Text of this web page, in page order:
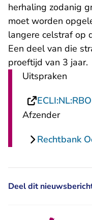
herhaling zodanig
moet worden
langere celstraf op
Een deel van die
proeftijd van 3 jaar.
Uitspraken
Afzender
Rechtbank
Deel dit